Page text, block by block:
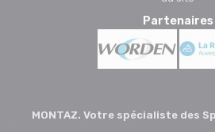
Partenaires
MONTAZ. Votre spécialiste des